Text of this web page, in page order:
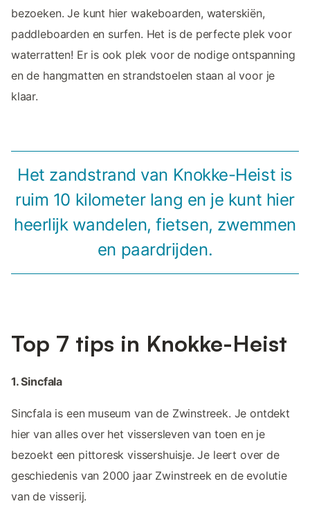
bezoeken. Je kunt hier wakeboarden, waterskiën,
paddleboarden en surfen. Het is de perfecte plek voor
waterratten! Er is ook plek voor de nodige ontspanning
en de hangmatten en strandstoelen staan al voor je
klaar.
Het zandstrand van Knokke-Heist is
ruim 10 kilometer lang en je kunt hier
heerlijk wandelen, fietsen, zwemmen
en paardrijden.
Top 7 tips in Knokke-Heist
1. Sincfala
Sincfala is een museum van de Zwinstreek. Je ontdekt
hier van alles over het vissersleven van toen en je
bezoekt een pittoresk vissershuisje. Je leert over de
geschiedenis van 2000 jaar Zwinstreek en de evolutie
van de visserij.